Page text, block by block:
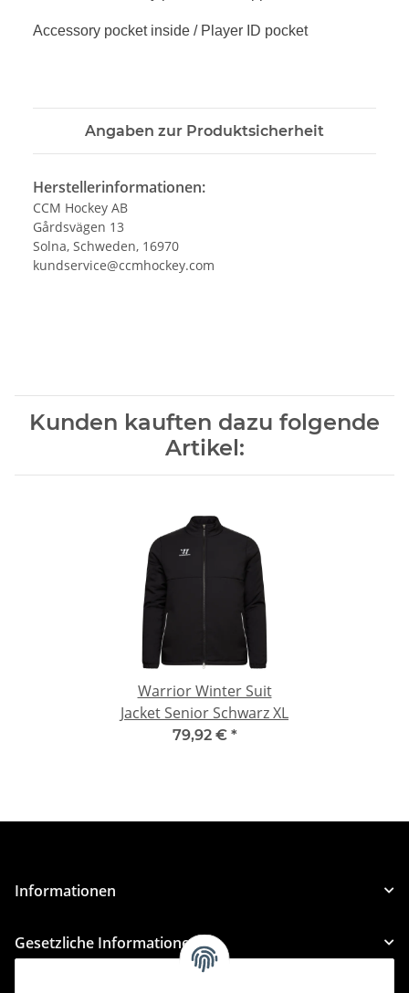
Accessory pocket inside / Player ID pocket
Angaben zur Produktsicherheit
Herstellerinformationen:
CCM Hockey AB
Gårdsvägen 13
Solna, Schweden, 16970
kundservice@ccmhockey.com
Kunden kauften dazu folgende
Artikel:
Warrior Winter Suit
Jacket Senior Schwarz XL
79,92 € *
Informationen
Gesetzliche Informationen